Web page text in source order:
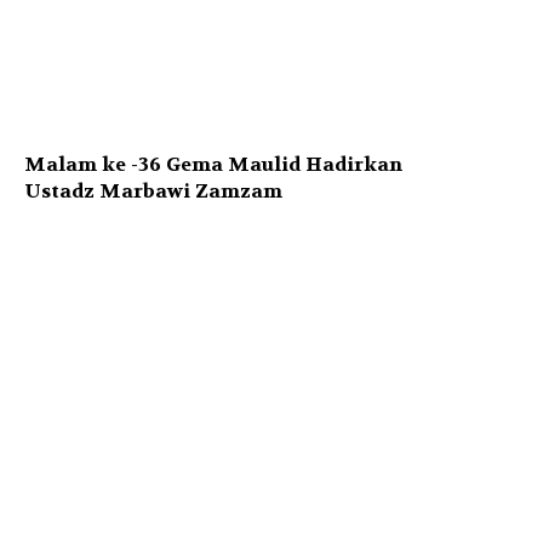
Malam ke -36 Gema Maulid Hadirkan
Ustadz Marbawi Zamzam